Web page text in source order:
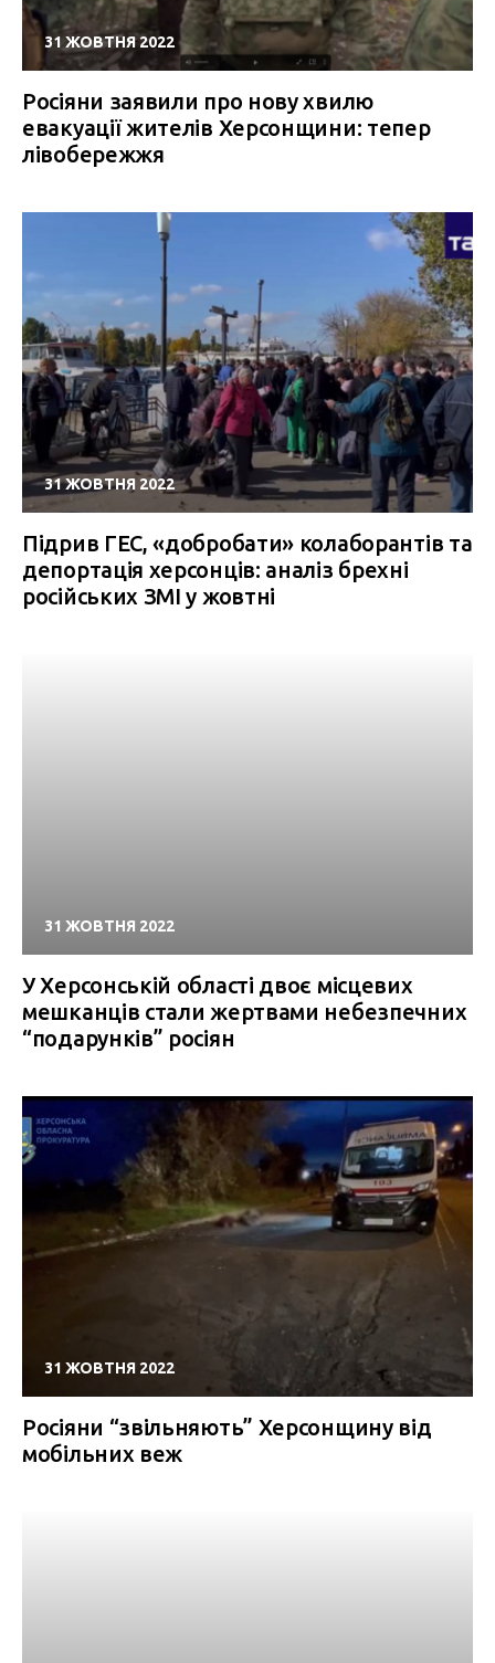
31 ЖОВТНЯ 2022
Росіяни заявили про нову хвилю
евакуації жителів Херсонщини: тепер
лівобережжя
31 ЖОВТНЯ 2022
Підрив ГЕС, «добробати» колаборантів та
депортація херсонців: аналіз брехні
російських ЗМІ у жовтні
31 ЖОВТНЯ 2022
У Херсонській області двоє місцевих
мешканців стали жертвами небезпечних
“подарунків” росіян
31 ЖОВТНЯ 2022
Росіяни “звільняють” Херсонщину від
мобільних веж